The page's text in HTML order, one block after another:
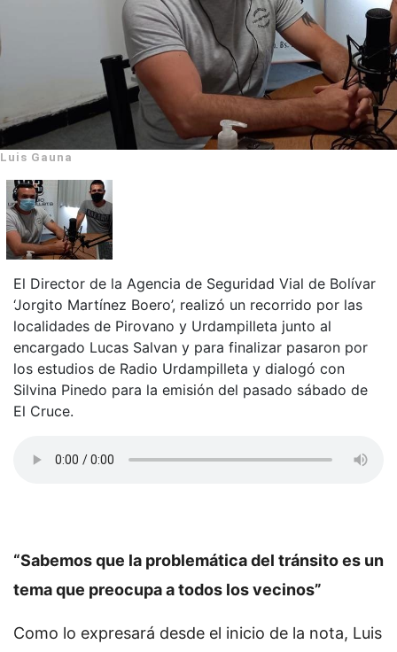
Luis Gauna
El Director de la Agencia de Seguridad Vial de Bolívar
‘Jorgito Martínez Boero’, realizó un recorrido por las
localidades de Pirovano y Urdampilleta junto al
encargado Lucas Salvan y para finalizar pasaron por
los estudios de Radio Urdampilleta y dialogó con
Silvina Pinedo para la emisión del pasado sábado de
El Cruce.
“Sabemos que la problemática del tránsito es un
tema que preocupa a todos los vecinos”
Como lo expresará desde el inicio de la nota, Luis